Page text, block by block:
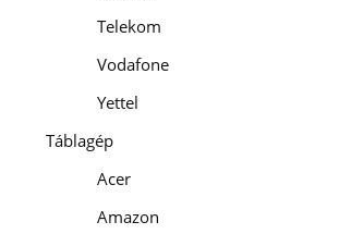
Telekom
Vodafone
Yettel
Táblagép
Acer
Amazon